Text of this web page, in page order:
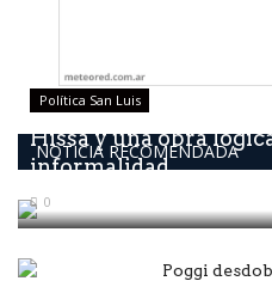
NOTICIA RECOMENDADA
Política San Luis
Hissa y una obra
informalidad...
0
Poggi